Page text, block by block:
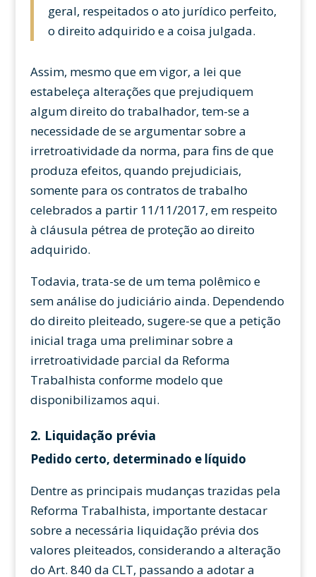
geral, respeitados o ato jurídico perfeito,
o direito adquirido e a coisa julgada.
Assim, mesmo que em vigor, a lei que
estabeleça alterações que prejudiquem
algum direito do trabalhador, tem-se a
necessidade de se argumentar sobre a
irretroatividade da norma, para fins de que
produza efeitos, quando prejudiciais,
somente para os contratos de trabalho
celebrados a partir 11/11/2017, em respeito
à cláusula pétrea de proteção ao direito
adquirido.
Todavia, trata-se de um tema polêmico e
sem análise do judiciário ainda. Dependendo
do direito pleiteado, sugere-se que a petição
inicial traga uma preliminar sobre a
irretroatividade parcial da Reforma
Trabalhista conforme modelo que
disponibilizamos aqui.
2. Liquidação prévia
Pedido certo, determinado e líquido
Dentre as principais mudanças trazidas pela
Reforma Trabalhista, importante destacar
sobre a necessária liquidação prévia dos
valores pleiteados, considerando a alteração
do Art. 840 da CLT, passando a adotar a